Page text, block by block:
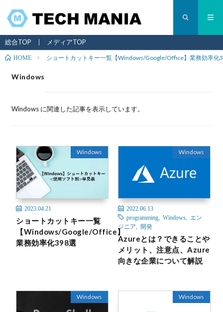
総合TOP メディアTOP
HOME ショートカットキー一覧【Windows/Google/Office】業務効率化
Windows
Windows に関連した記事を表示しています。
Windows
2023.04.21
ショートカットキー一覧
【Windows/Google/Office】
業務効率化398選
Windows
2022.06.13
programming, Windows
エン
ジニア
開発
Azureとは？できることや
メリット、注意点、Azure
向きな企業について解説
Windows Windows